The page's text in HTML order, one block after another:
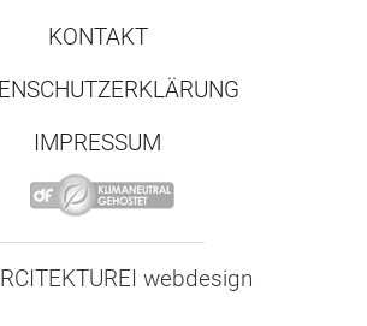
KONTAKT
IMPRESSUM
webdesign